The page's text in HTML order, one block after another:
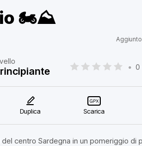
🏍️⛰️
Aggiunto
• 0
Duplica Scarica
centro Sardegna in un pomeriggio di